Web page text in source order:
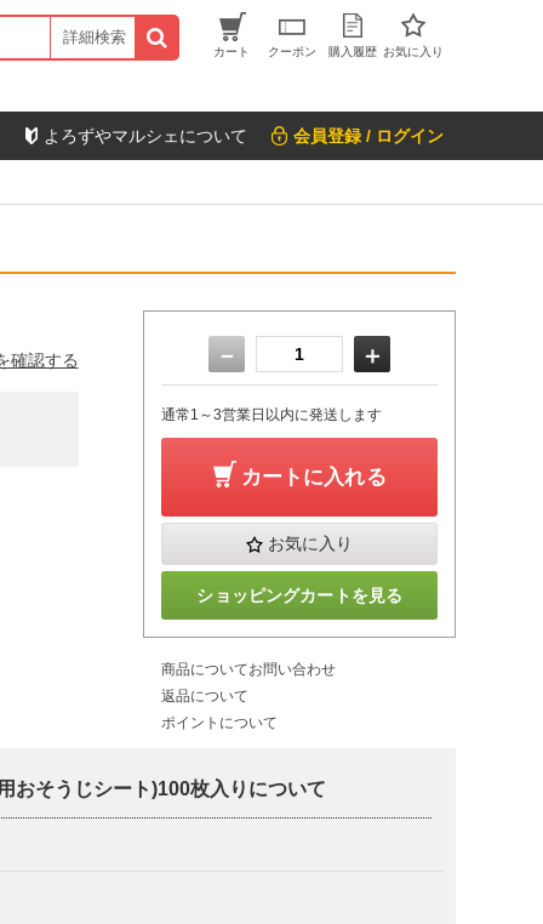
詳細検索
カート クーポン 購入履歴 お気に入り
よろずやマルシェについて 会員登録 / ログイン
確認する － ＋
通常1～3営業日以内に発送します
カートに入れる
お気に入り
ショッピングカートを見る
商品についてお問い合わせ
返品について
ポイントについて
おそうじシート)100枚入りについて